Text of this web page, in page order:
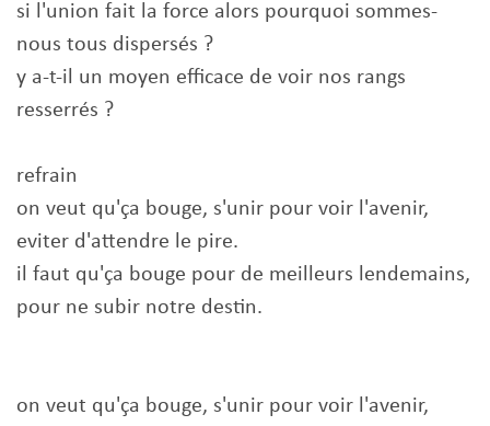
si l'union fait la force alors pourquoi sommes-
nous tous dispersés ?
y a-t-il un moyen efficace de voir nos rangs
resserrés ?
refrain
on veut qu'ça bouge, s'unir pour voir l'avenir,
eviter d'attendre le pire.
il faut qu'ça bouge pour de meilleurs lendemains,
pour ne subir notre destin.
on veut qu'ça bouge, s'unir pour voir l'avenir,